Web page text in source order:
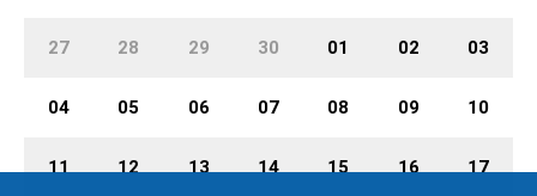
27 28 29 30 01 02 03
04 05 06 07 08 09 10
11 12 13 14 15 16 17